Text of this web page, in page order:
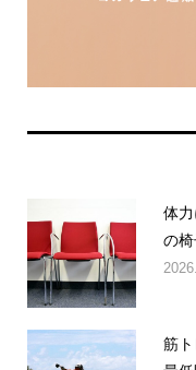
体
の
筋